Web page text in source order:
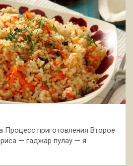
приготовления Второе
— гаджар пулау — я